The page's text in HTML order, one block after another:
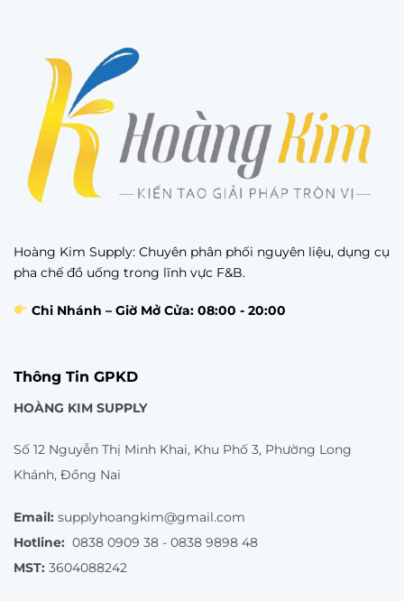
Hoàng Kim Supply: Chuyên phân phối nguyên liệu, dụng cụ
pha chế đồ uống trong lĩnh vực F&B.
Chi Nhánh – Giờ Mở Cửa: 08:00 - 20:00
Thông Tin GPKD
HOÀNG KIM SUPPLY
Số 12 Nguyễn Thị Minh Khai, Khu Phố 3, Phường Long
Khánh, Đồng Nai
Email: supplyhoangkim@gmail.com
Hotline: 0838 0909 38 - 0838 9898 48
MST: 3604088242